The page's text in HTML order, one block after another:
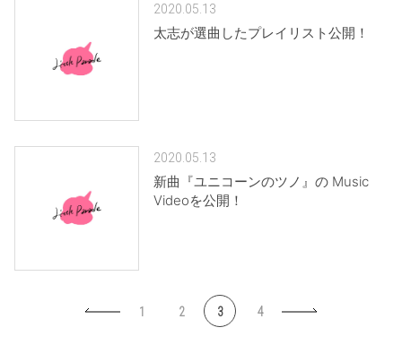
2020.05.13
太志が選曲したプレイリスト公開！
2020.05.13
新曲『ユニコーンのツノ』の Music
Videoを公開！
1 2 3 4